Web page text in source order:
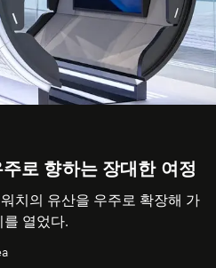
로 향하는 장대한 여정
치의 유산을 우주로 확장해 가
열었다.